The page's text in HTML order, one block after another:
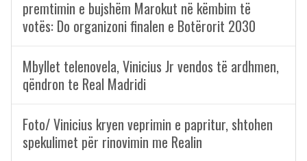
premtimin e bujshëm Marokut në këmbim të
votës: Do organizoni finalen e Botërorit 2030
Mbyllet telenovela, Vinicius Jr vendos të ardhmen,
qëndron te Real Madridi
Foto/ Vinicius kryen veprimin e papritur, shtohen
spekulimet për rinovimin me Realin